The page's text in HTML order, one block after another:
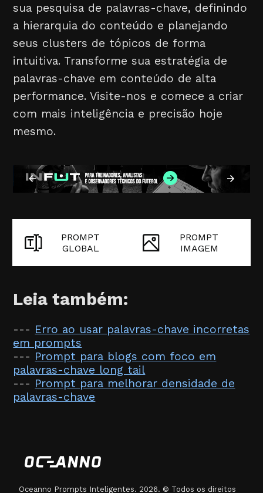
sua pesquisa de palavras-chave, definindo
a hierarquia do conteúdo e planejando
seus clusters de tópicos de forma
intuitiva. Transforme sua estratégia de
palavras-chave em conteúdo de alta
performance. Visite-nos e comece a criar
com mais inteligência e precisão hoje
mesmo.
PROMPT
GLOBAL
PROMPT
IMAGEM
Leia também:
--- Erro ao usar palavras-chave incorretas
em prompts
--- Prompt para blogs com foco em
palavras-chave long tail
--- Prompt para melhorar densidade de
palavras-chave
Oceanno Prompts Inteligentes. 2026. © Todos os direitos